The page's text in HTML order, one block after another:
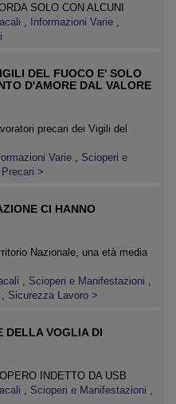
SOLO CON ALCUNI
, Informazioni Varie ,
DEL FUOCO E' SOLO
D'AMORE DAL VALORE
precari dei Vigili del
Varie , Scioperi e
Precari >
CI HANNO
Nazionale, una età media
, Scioperi e Manifestazioni ,
, Sicurezza Lavoro >
DELLA VOGLIA DI
INDETTO DA USB
, Scioperi e Manifestazioni ,